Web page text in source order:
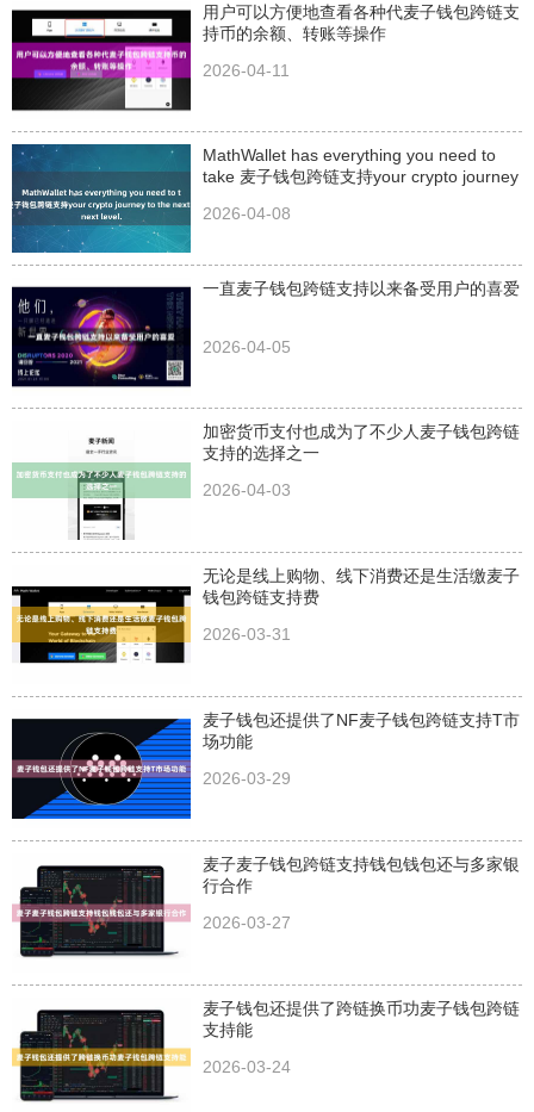
2026-04-11
用户可以方便地查看各种代麦子钱包跨链支
持币的余额、转账等操作
2026-04-08
MathWallet has everything you need to
take 麦子钱包跨链支持your crypto journey
2026-04-05
一直麦子钱包跨链支持以来备受用户的喜爱
2026-04-03
加密货币支付也成为了不少人麦子钱包跨链
支持的选择之一
2026-03-31
无论是线上购物、线下消费还是生活缴麦子
钱包跨链支持费
2026-03-29
麦子钱包还提供了NF麦子钱包跨链支持T市
场功能
2026-03-27
麦子麦子钱包跨链支持钱包钱包还与多家银
行合作
2026-03-24
麦子钱包还提供了跨链换币功麦子钱包跨链
支持能